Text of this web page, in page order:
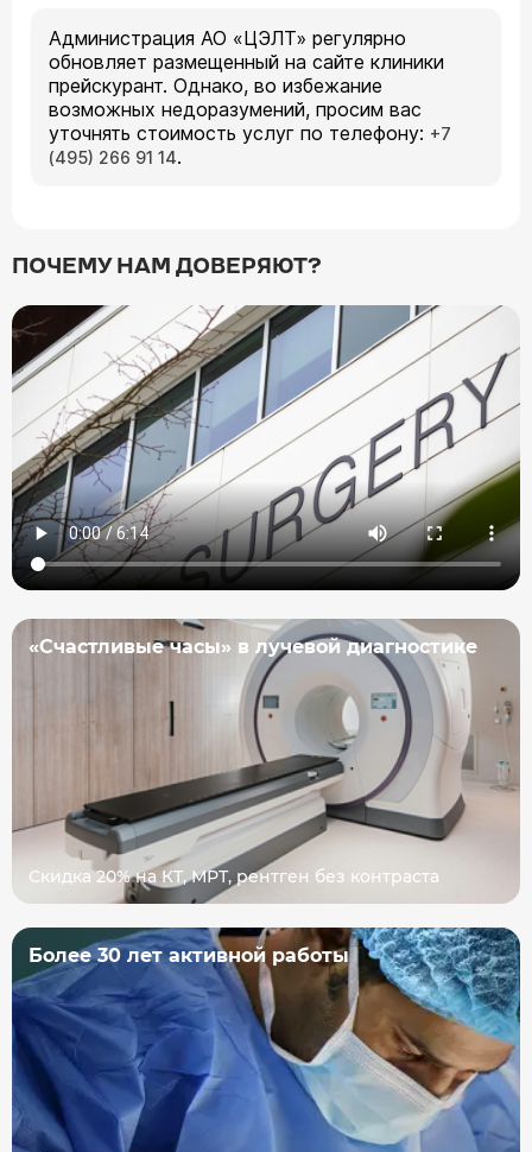
Администрация АО «ЦЭЛТ» регулярно
обновляет размещенный на сайте клиники
прейскурант. Однако, во избежание
возможных недоразумений, просим вас
уточнять стоимость услуг по телефону: +7
(495) 266 91 14.
ПОЧЕМУ НАМ ДОВЕРЯЮТ?
«Счастливые часы» в лучевой диагностике
Скидка 20% на КТ, МРТ, рентген без контраста
Более 30 лет активной работы